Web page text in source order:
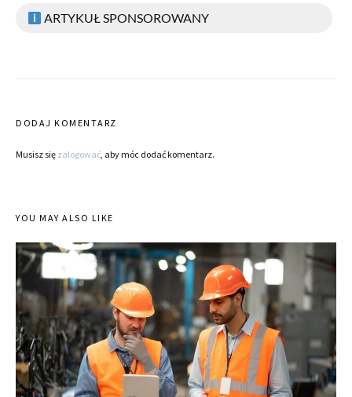
ARTYKUŁ SPONSOROWANY
DODAJ KOMENTARZ
Musisz się zalogować , aby móc dodać komentarz.
YOU MAY ALSO LIKE